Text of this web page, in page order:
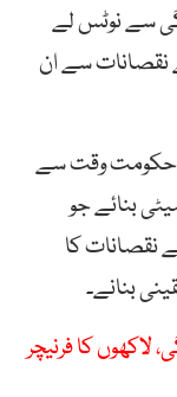
سے نوٹس لے
نقصانات سے ان
حکومت وقت سے
بنائے جو
نقصانات کا
بنانے۔
لاکھوں کا فرنیچر